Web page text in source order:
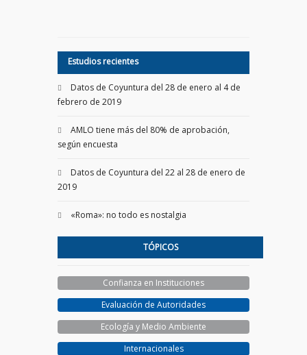
Estudios recientes
Datos de Coyuntura del 28 de enero al 4 de
febrero de 2019
AMLO tiene más del 80% de aprobación,
según encuesta
Datos de Coyuntura del 22 al 28 de enero de
2019
«Roma»: no todo es nostalgia
TÓPICOS
Confianza en Instituciones
Evaluación de Autoridades
Ecología y Medio Ambiente
Internacionales